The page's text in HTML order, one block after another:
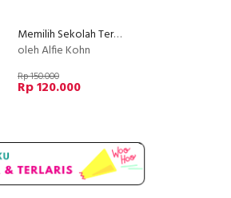
Memilih Sekolah Terbaik Untuk Anak : Mendobrak cara ajar Tradisional
oleh Alfie Kohn
Rp 150.000
Rp 120.000